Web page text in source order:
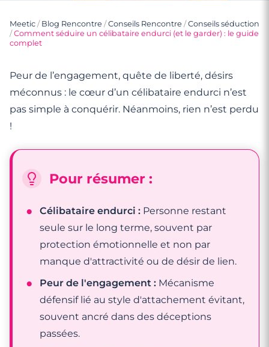
Meetic / Blog Rencontre /Conseils Rencontre /Conseils séduction
/Comment séduire un célibataire endurci (et le garder) : le guide
complet
Peur de l’engagement, quête de liberté, désirs
méconnus : le cœur d’un célibataire endurci n’est
pas simple à conquérir. Néanmoins, rien n’est perdu
!
Pour résumer :
Célibataire endurci :Personne restant
seule sur le long terme, souvent par
protection émotionnelle et non par
manque d'attractivité ou de désir de lien.
Peur de l'engagement :Mécanisme
défensif lié au style d'attachement évitant,
souvent ancré dans des déceptions
passées.